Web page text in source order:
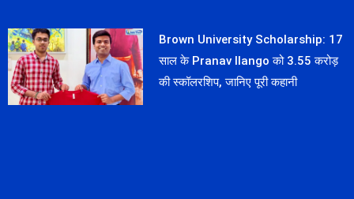
Brown University Scholarship: 17
साल के Pranav Ilango को 3.55 करोड़
की स्कॉलरशिप, जानिए पूरी कहानी